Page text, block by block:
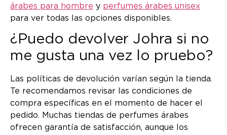
árabes para hombre y perfumes árabes unisex
para ver todas las opciones disponibles.
¿Puedo devolver Johra si no
me gusta una vez lo pruebo?
Las políticas de devolución varían según la tienda.
Te recomendamos revisar las condiciones de
compra específicas en el momento de hacer el
pedido. Muchas tiendas de perfumes árabes
ofrecen garantía de satisfacción, aunque los